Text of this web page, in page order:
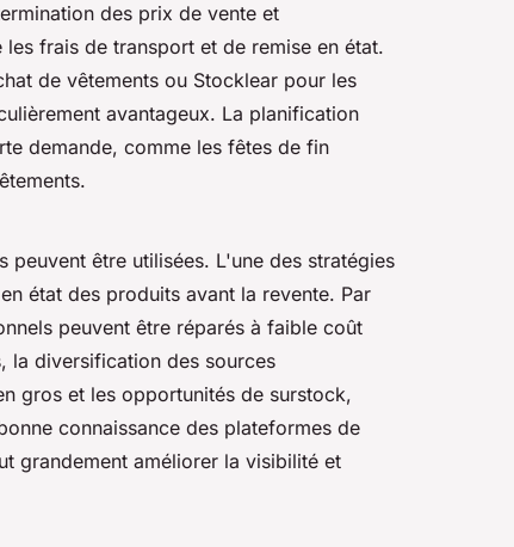
des prix de vente et
frais de transport et de remise en état.
de vêtements ou Stocklear pour les
avantageux. La planification
demande, comme les fêtes de fin
peuvent être utilisées. L'une des stratégies
état des produits avant la revente. Par
peuvent être réparés à faible coût
la diversification des sources
gros et les opportunités de surstock,
connaissance des plateformes de
grandement améliorer la visibilité et